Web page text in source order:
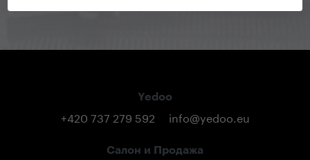
Yedoo
+420 737 279 592 info@yedoo.eu
Салон и Продажа